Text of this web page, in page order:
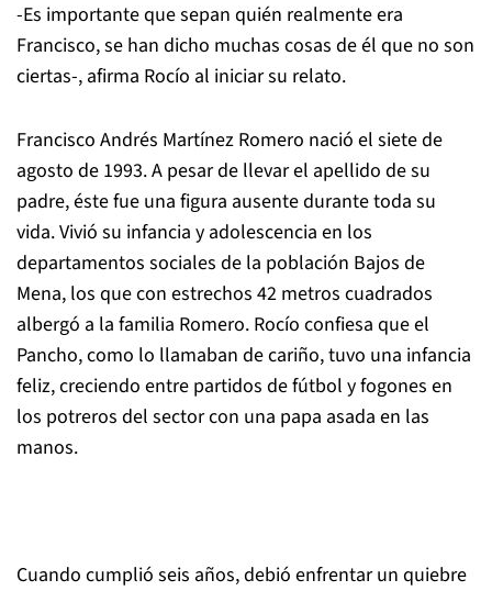
-Es importante que sepan quién realmente era
Francisco, se han dicho muchas cosas de él que no son
ciertas-, afirma Rocío al iniciar su relato.
Francisco Andrés Martínez Romero nació el siete de
agosto de 1993. A pesar de llevar el apellido de su
padre, éste fue una figura ausente durante toda su
vida. Vivió su infancia y adolescencia en los
departamentos sociales de la población Bajos de
Mena, los que con estrechos 42 metros cuadrados
albergó a la familia Romero. Rocío confiesa que el
Pancho, como lo llamaban de cariño, tuvo una infancia
feliz, creciendo entre partidos de fútbol y fogones en
los potreros del sector con una papa asada en las
manos.
Cuando cumplió seis años, debió enfrentar un quiebre